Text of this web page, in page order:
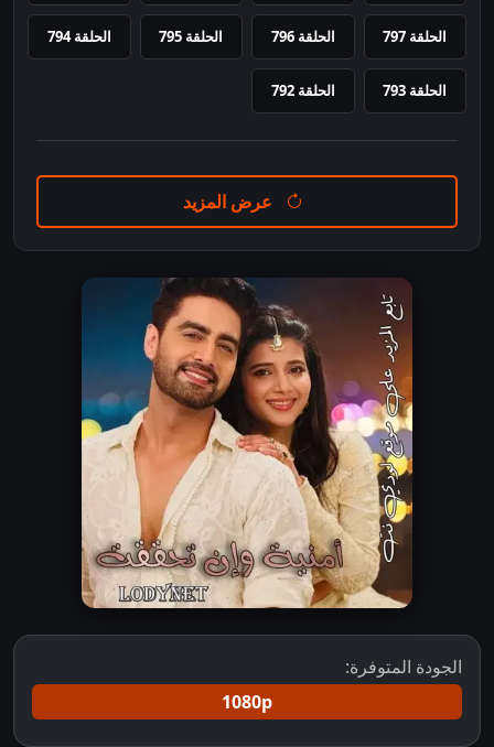
الحلقة 797 الحلقة 796 الحلقة 795 الحلقة 794
الحلقة 793 الحلقة 792
عرض المزيد
الجودة المتوفرة:
1080p